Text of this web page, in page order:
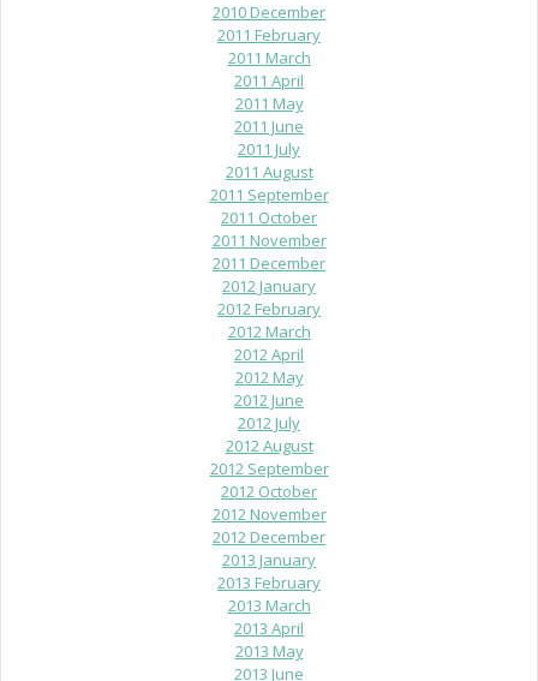
2010 December
2011 February
2011 March
2011 April
2011 May
2011 June
2011 July
2011 August
2011 September
2011 October
2011 November
2011 December
2012 January
2012 February
2012 March
2012 April
2012 May
2012 June
2012 July
2012 August
2012 September
2012 October
2012 November
2012 December
2013 January
2013 February
2013 March
2013 April
2013 May
2013 June